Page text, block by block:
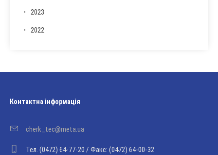
2023
2022
Контактна інформація
cherk_tec@meta.ua
Тел. (0472) 64-77-20 / Факс: (0472) 64-00-32